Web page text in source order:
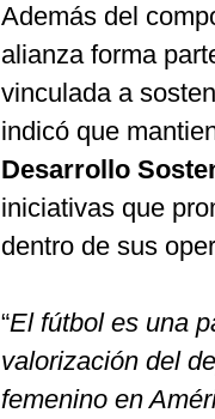
Además del
alianza forma
vinculada a
indicó que
Desarrollo
iniciativas que
dentro de sus
“El fútbol es una
valorización del
femenino en